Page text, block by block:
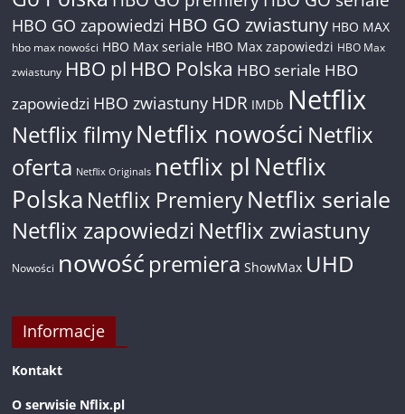
HBO GO zapowiedzi HBO GO zwiastuny HBO MAX
hbo max nowości HBO Max seriale HBO Max zapowiedzi HBO Max
zwiastuny HBO pl HBO Polska HBO seriale HBO
zapowiedzi HBO zwiastuny HDR IMDb Netflix
Netflix filmyNetflix nowości Netflix
oferta Netflix Originals netflix pl Netflix
Polska Netflix PremieryNetflix seriale
Netflix zapowiedzi Netflix zwiastuny
Nowości nowość premiera ShowMax UHD
Informacje
Kontakt
O serwisie Nflix.pl